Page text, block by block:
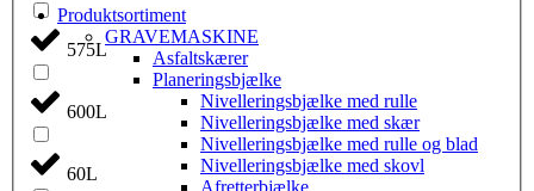
575L
600L
60L
Produktsortiment
GRAVEMASKINE
Asfaltskærer
Planeringsbjælke
Nivelleringsbjælke med rulle
Nivelleringsbjælke med skær
Nivelleringsbjælke med rulle og blad
Nivelleringsbjælke med skovl
Afretterbjælke